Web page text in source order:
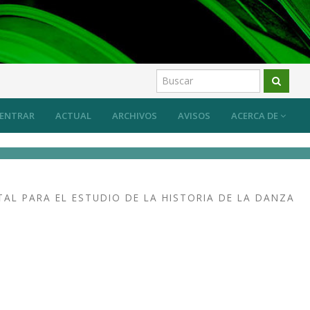
ACTUAL ARCHIVOS AVISOS ACERCA DE
ENTRAR
PARA EL ESTUDIO DE LA HISTORIA DE LA DANZA